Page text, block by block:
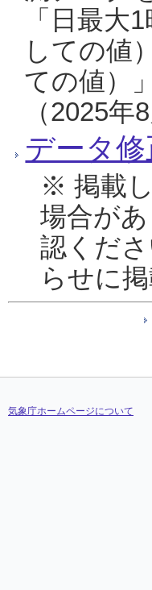
「日最大
しての値
ての値）
（2025年
データ
※ 掲載
場合が
認くだ
らせに掲
気象庁ホームページについて